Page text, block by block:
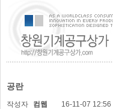
공란
작성자 컴웹 16-11-07 12:56